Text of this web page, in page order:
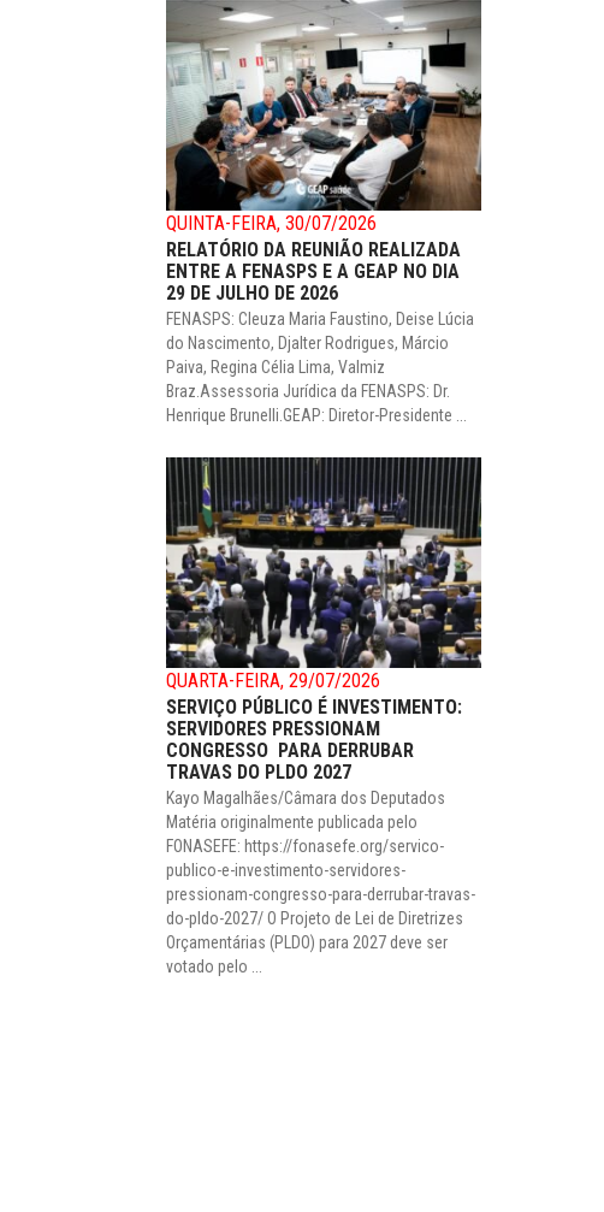
QUINTA-FEIRA, 30/07/2026
RELATÓRIO DA REUNIÃO REALIZADA
ENTRE A FENASPS E A GEAP NO DIA
29 DE JULHO DE 2026
FENASPS: Cleuza Maria Faustino, Deise Lúcia
do Nascimento, Djalter Rodrigues, Márcio
Paiva, Regina Célia Lima, Valmiz
Braz.Assessoria Jurídica da FENASPS: Dr.
Henrique Brunelli.GEAP: Diretor-Presidente ...
QUARTA-FEIRA, 29/07/2026
SERVIÇO PÚBLICO É INVESTIMENTO:
SERVIDORES PRESSIONAM
CONGRESSO PARA DERRUBAR
TRAVAS DO PLDO 2027
Kayo Magalhães/Câmara dos Deputados
Matéria originalmente publicada pelo
FONASEFE: https://fonasefe.org/servico-
publico-e-investimento-servidores-
pressionam-congresso-para-derrubar-travas-
do-pldo-2027/ O Projeto de Lei de Diretrizes
Orçamentárias (PLDO) para 2027 deve ser
votado pelo ...